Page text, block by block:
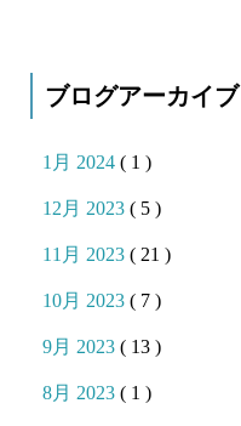
ブログアーカイブ
1月 2024( 1 )
12月 2023( 5 )
11月 2023( 21 )
10月 2023( 7 )
9月 2023( 13 )
8月 2023( 1 )